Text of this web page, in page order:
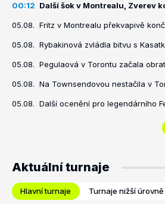
00:12 Další šok v Montrealu, Zverev
05.08. Fritz v Montrealu překvapivě
05.08. Rybakinová zvládla bitvu s
05.08. Pegulaová v Torontu začala
05.08. Na Townsendovou nestačila v
05.08. Další ocenění pro legendárního
Aktuální turnaje
Hlavní turnaje Turnaje nižší úrovně